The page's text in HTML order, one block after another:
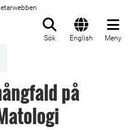
Sök English Meny
på